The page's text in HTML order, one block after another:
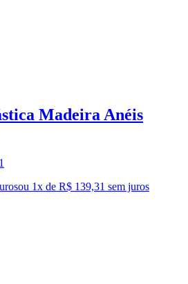
Madeira Anéis
ou 1x de R$ 139,31 sem juros